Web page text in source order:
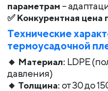
параметрам –
✅Конкурентная цена
Технические
термоусадочной
🔸 Материал: LDPE
давления)
🔸 Толщина: от 30 до